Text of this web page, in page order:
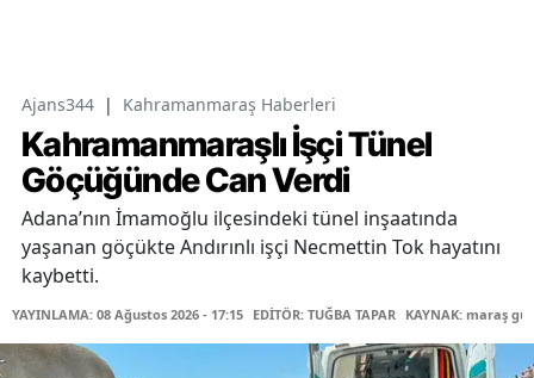
Ajans344 | Kahramanmaraş Haberleri
Kahramanmaraşlı İşçi Tünel
Göçüğünde Can Verdi
Adana’nın İmamoğlu ilçesindeki tünel inşaatında
yaşanan göçükte Andırınlı işçi Necmettin Tok hayatını
kaybetti.
YAYINLAMA: 08 Ağustos 2026 - 17:15 EDİTÖR: TUĞBA TAPAR KAYNAK: maraş